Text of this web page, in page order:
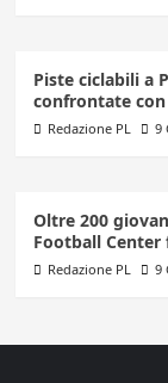
Piste ciclabili a
confrontate
Redazione PL 9
Oltre 200
Football Center
Redazione PL 9